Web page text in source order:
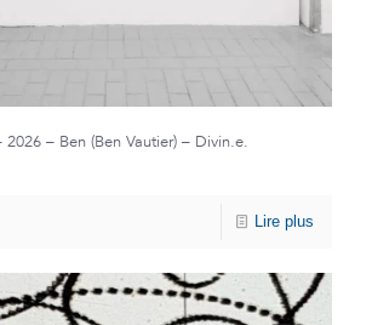
2026 – Ben (Ben Vautier) – Divin.e.
Lire plus